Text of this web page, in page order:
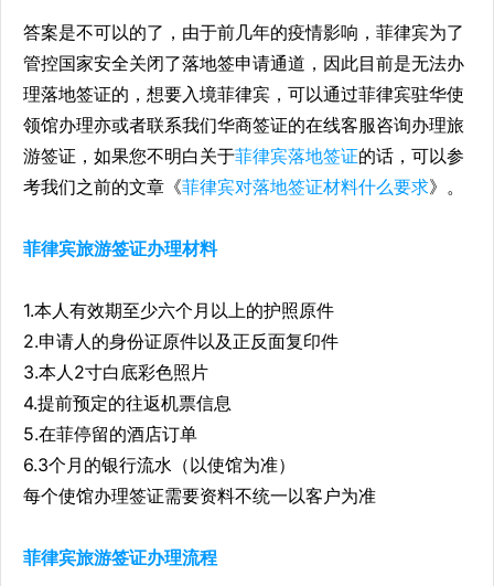
答案是不可以的了，由于前几年的疫情影响，菲律宾为了
管控国家安全关闭了落地签申请通道，因此目前是无法办
理落地签证的，想要入境菲律宾，可以通过菲律宾驻华使
领馆办理亦或者联系我们华商签证的在线客服咨询办理旅
游签证，如果您不明白关于菲律宾落地签证的话，可以参
考我们之前的文章《菲律宾对落地签证材料什么要求》。
菲律宾旅游签证办理材料
1.本人有效期至少六个月以上的护照原件
2.申请人的身份证原件以及正反面复印件
3.本人2寸白底彩色照片
4.提前预定的往返机票信息
5.在菲停留的酒店订单
6.3个月的银行流水（以使馆为准）
每个使馆办理签证需要资料不统一以客户为准
菲律宾旅游签证办理流程